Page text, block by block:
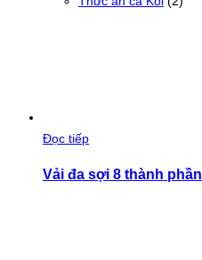
Đọc tiếp
Vải đa sợi 8 thành phần